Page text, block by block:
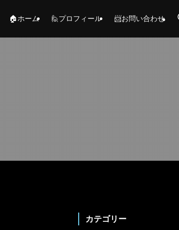
🏠ホーム 🙋プロフィール 📨お問い合わせ
カテゴリー